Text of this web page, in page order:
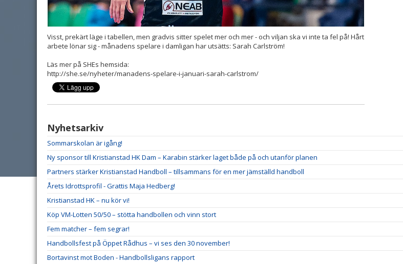
Visst, prekärt läge i tabellen, men gradvis sitter spelet mer och mer - och viljan ska vi inte ta fel på! Hårt
arbete lönar sig - månadens spelare i damligan har utsätts: Sarah Carlström!
Läs mer på SHEs hemsida:
http://she.se/nyheter/manadens-spelare-i-januari-sarah-carlstrom/
Nyhetsarkiv
Sommarskolan är igång!
Ny sponsor till Kristianstad HK Dam – Karabin stärker laget både på och utanför planen
Partners stärker Kristianstad Handboll – tillsammans för en mer jämställd handboll
Årets Idrottsprofil - Grattis Maja Hedberg!
Kristianstad HK – nu kör vi!
Köp VM-Lotten 50/50 – stötta handbollen och vinn stort
Fem matcher – fem segrar!
Handbollsfest på Öppet Rådhus – vi ses den 30 november!
Bortavinst mot Boden - Handbollsligans rapport